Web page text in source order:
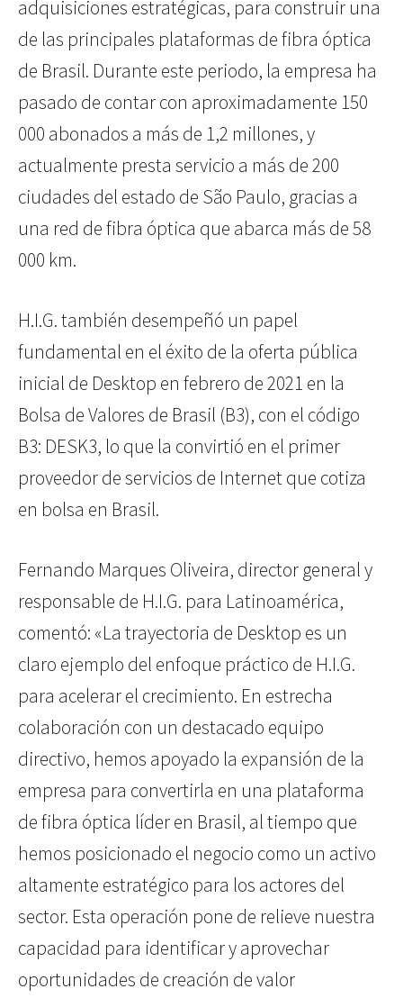
adquisiciones estratégicas, para construir una
de las principales plataformas de fibra óptica
de Brasil. Durante este periodo, la empresa ha
pasado de contar con aproximadamente 150
000 abonados a más de 1,2 millones, y
actualmente presta servicio a más de 200
ciudades del estado de São Paulo, gracias a
una red de fibra óptica que abarca más de 58
000 km.
H.I.G. también desempeñó un papel
fundamental en el éxito de la oferta pública
inicial de Desktop en febrero de 2021 en la
Bolsa de Valores de Brasil (B3), con el código
B3: DESK3, lo que la convirtió en el primer
proveedor de servicios de Internet que cotiza
en bolsa en Brasil.
Fernando Marques Oliveira, director general y
responsable de H.I.G. para Latinoamérica,
comentó: «La trayectoria de Desktop es un
claro ejemplo del enfoque práctico de H.I.G.
para acelerar el crecimiento. En estrecha
colaboración con un destacado equipo
directivo, hemos apoyado la expansión de la
empresa para convertirla en una plataforma
de fibra óptica líder en Brasil, al tiempo que
hemos posicionado el negocio como un activo
altamente estratégico para los actores del
sector. Esta operación pone de relieve nuestra
capacidad para identificar y aprovechar
oportunidades de creación de valor